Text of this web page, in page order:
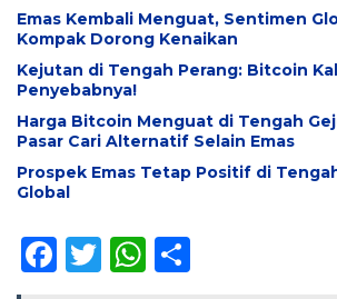
Emas Kembali Menguat, Sentimen
Kompak Dorong Kenaikan
Kejutan di Tengah Perang: Bitcoin
Penyebabnya!
Harga Bitcoin Menguat di Tengah
Pasar Cari Alternatif Selain Emas
Prospek Emas Tetap Positif di
Global
F T W